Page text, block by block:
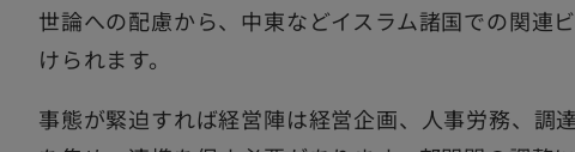
世論への配慮から、中東などイスラム諸国での関連
けられます。
事態が緊迫すれば経営陣は経営企画、人事労務、調